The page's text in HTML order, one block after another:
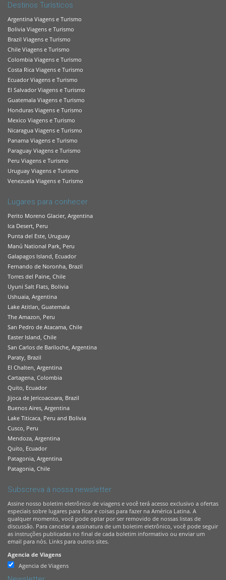
Destinos Turísticos
Argentina Viagens e Turismo
Bolivia Viagens e Turismo
Brazil Viagens e Turismo
Chile Viagens e Turismo
Colombia Viagens e Turismo
Costa Rica Viagens e Turismo
Ecuador Viagens e Turismo
El Salvador Viagens e Turismo
Guatemala Viagens e Turismo
Honduras Viagens e Turismo
Mexico Viagens e Turismo
Nicaragua Viagens e Turismo
Panama Viagens e Turismo
Paraguay Viagens e Turismo
Peru Viagens e Turismo
Uruguay Viagens e Turismo
Venezuela Viagens e Turismo
Lugares para conhecer
Perito Moreno Glacier, Argentina
Ica Desert, Peru
Punta del Este, Uruguay
Manú National Park, Peru
Galapagos Island, Ecuador
Fernando de Noronha, Brazil
Torres del Paine, Chile
Uyuni Salt Flats, Bolivia
Ushuaia, Argentina
Lake Atitlan, Guatemala
The Amazon, Peru
San Pedro de Atacama, Chile
Easter Island, Chile
San Carlos de Bariloche, Argentina
Paraty, Brazil
El Chalten, Argentina
Cartagena, Colombia
Quito, Ecuador
Jijoca de Jericoacoara, Brazil
Buenos Aires, Argentina
Lake Titicaca, Peru and Bolivia
Cusco, Peru
Mendoza, Argentina
Quito, Ecuador
Patagonia, Argentina
Patagonia, Chile
Subscreva à nossa newsletter
Assine nosso boletim eletrônico de viagens e você terá acesso exclusivo a ofertas
especiais sobre lugares para ficar e coisas para fazer na América Latina. A
qualquer momento, você pode optar por ser removido de nossas listas de
discussão. Para cancelar a assinatura de um boletim eletrônico, você pode seguir
as instruções publicadas no final de cada boletim informativo ou enviar um
email para nós. Links para outros sites.
Agencia de Viagens
Agencia de Viagens